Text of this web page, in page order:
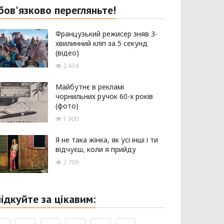
перегляньте!
Французький режисер зняв 3-
хвилинний кліп за 5 секунд
(відео)
2 434
Майбутнє в рекламі
чорнильних ручок 60-х років
(фото)
1 900
Я не така жінка, як усі інші і ти
відчуєш, коли я прийду
2 709
за цікавим: